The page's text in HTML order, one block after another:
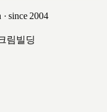
since 2004
림빌딩